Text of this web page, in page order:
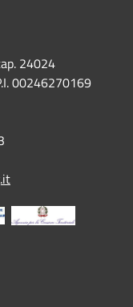
24024
00246270169